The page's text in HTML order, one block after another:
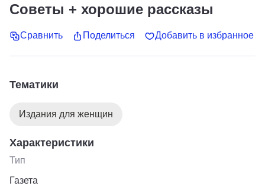
Советы + хорошие рассказы
Сравнить Поделиться Добавить в избранное
Тематики
Издания для женщин
Характеристики
Тип
Газета